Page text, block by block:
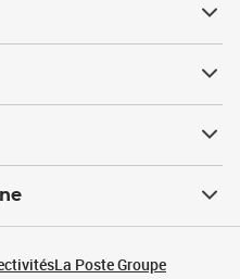
La Poste Groupe